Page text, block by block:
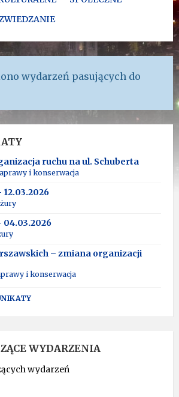
wydarzeń pasujących do
ruchu na ul. Schuberta
i konserwacja
04.03.2026
– zmiana organizacji
i konserwacja
WYDARZENIA
wydarzeń